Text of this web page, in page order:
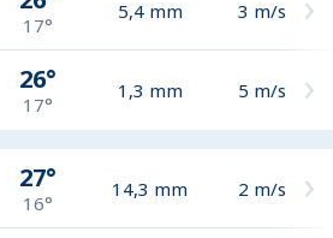
17°
5,4 mm 3 m/s
26°
17°
1,3 mm 5 m/s
27°
16°
14,3 mm 2 m/s